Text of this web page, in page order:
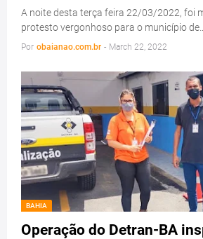
A noite desta terça feira 22/03/2022, foi
protesto vergonhoso para o município de…
Por obaianao.com.br - March 22, 2022
BAHIA
Operação do Detran-BA